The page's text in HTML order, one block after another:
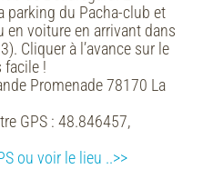
parking du Pacha-club et
en voiture en arrivant dans
Cliquer à l’avance sur le
facile !
Promenade 78170 La
GPS : 48.846457,
ou voir le lieu ..>>